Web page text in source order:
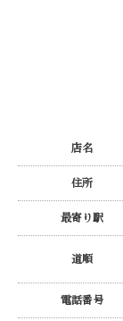
店名
住所
最寄り駅
道順
電話番号